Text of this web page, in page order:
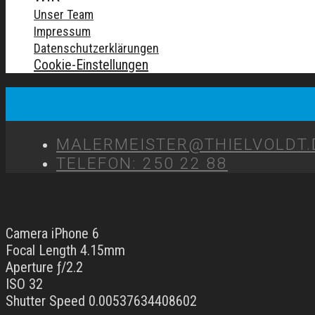
Unser Team
Impressum
Datenschutzerklärungen
Cookie-Einstellungen
TELEFON: 250 22 88
Camera iPhone 6
Focal Length 4.15mm
Aperture ƒ/2.2
ISO 32
Shutter Speed 0.00537634408602